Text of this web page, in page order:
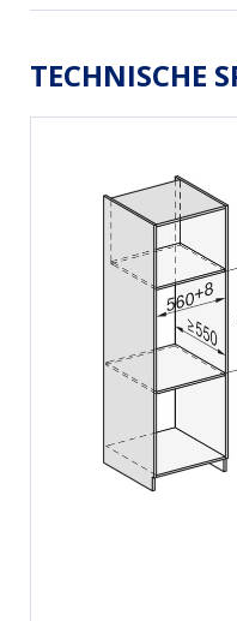
TECHNISCHE